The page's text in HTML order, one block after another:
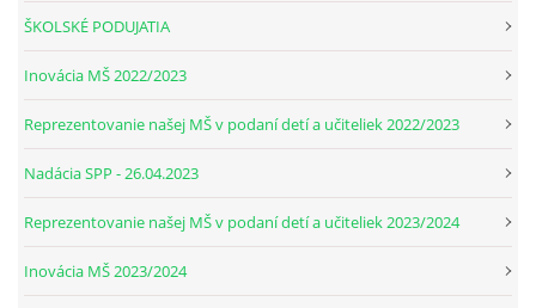
COVID-19
ŠKOLSKÉ PODUJATIA
Inovácia MŠ 2022/2023
Reprezentovanie našej MŠ v podaní detí a učiteliek 2022/2023
Nadácia SPP - 26.04.2023
Reprezentovanie našej MŠ v podaní detí a učiteliek 2023/2024
Inovácia MŠ 2023/2024